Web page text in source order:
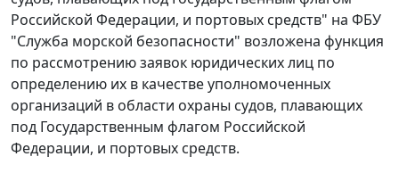
Российской Федерации, и портовых средств" на ФБУ
"Служба морской безопасности" возложена функция
по рассмотрению заявок юридических лиц по
определению их в качестве уполномоченных
организаций в области охраны судов, плавающих
под Государственным флагом Российской
Федерации, и портовых средств.